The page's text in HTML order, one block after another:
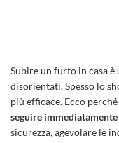
Subire un furto in casa è
disorientati. Spesso lo
più efficace. Ecco
seguire
sicurezza, agevolare le